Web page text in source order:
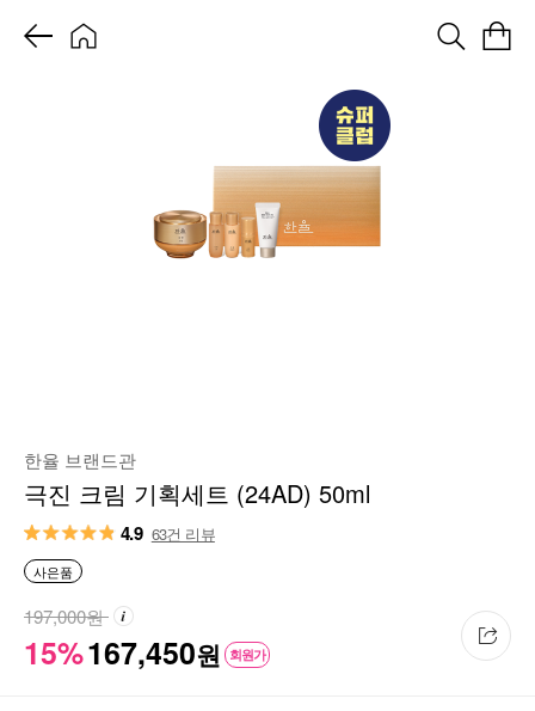
한율 브랜드관
극진 크림 기획세트 (24AD) 50ml
4.9 63건 리뷰
사은품
15%167,450원 회원가
197,000원